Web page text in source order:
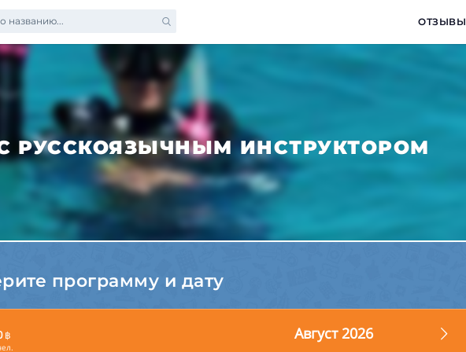
САМУИ
Такси с аэропорта
Арендовать Яхту на
Пхукете
Шоппинг на Пхукете
Билеты на острова
Спа Салоны
названию... ОТЗЫВЫ
РУССКОЯЗЫЧНЫМ ИНСТРУКТОРОМ
программу и дату
฿ Август 2026